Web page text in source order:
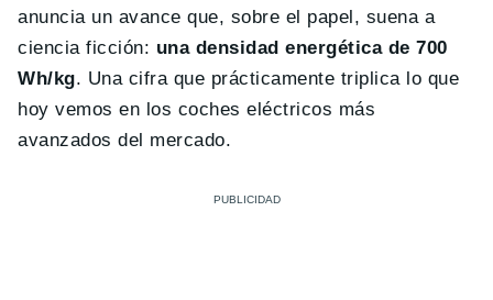
anuncia un avance que, sobre el papel, suena a
ciencia ficción: una densidad energética de 700
Wh/kg. Una cifra que prácticamente triplica lo que
hoy vemos en los coches eléctricos más
avanzados del mercado.